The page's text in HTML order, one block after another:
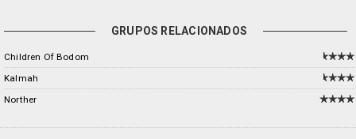
GRUPOS RELACIONADOS
Children Of Bodom
Kalmah
Norther